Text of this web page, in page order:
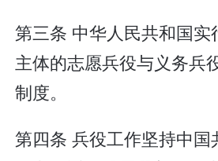
第三条 中华人民共和国实
主体的志愿兵役与义务兵
制度。
第四条 兵役工作坚持中国